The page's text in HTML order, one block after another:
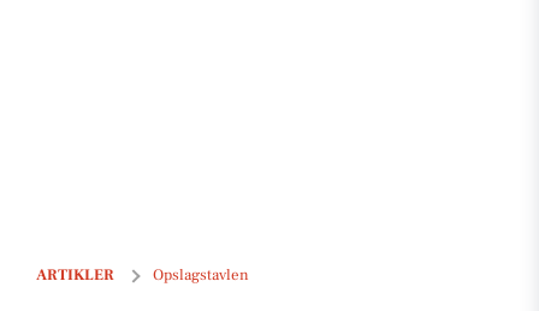
ARTIKLER Opslagstavlen
Nyheder fra John Frandsen Holstebro og 3 andre